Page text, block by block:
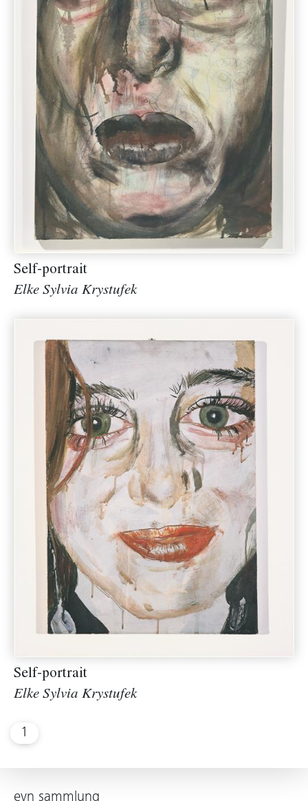
Self-portrait
Elke Sylvia Krystufek
Self-portrait
Elke Sylvia Krystufek
1
evn sammlung